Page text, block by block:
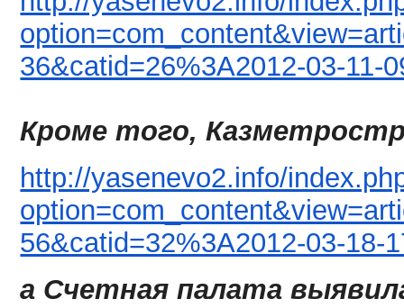
36&catid=26%3A2012-03-11-
Кроме того,
http://yasenevo2.info/
56&catid=32%3A2012-03-18-
а Cчетная палата